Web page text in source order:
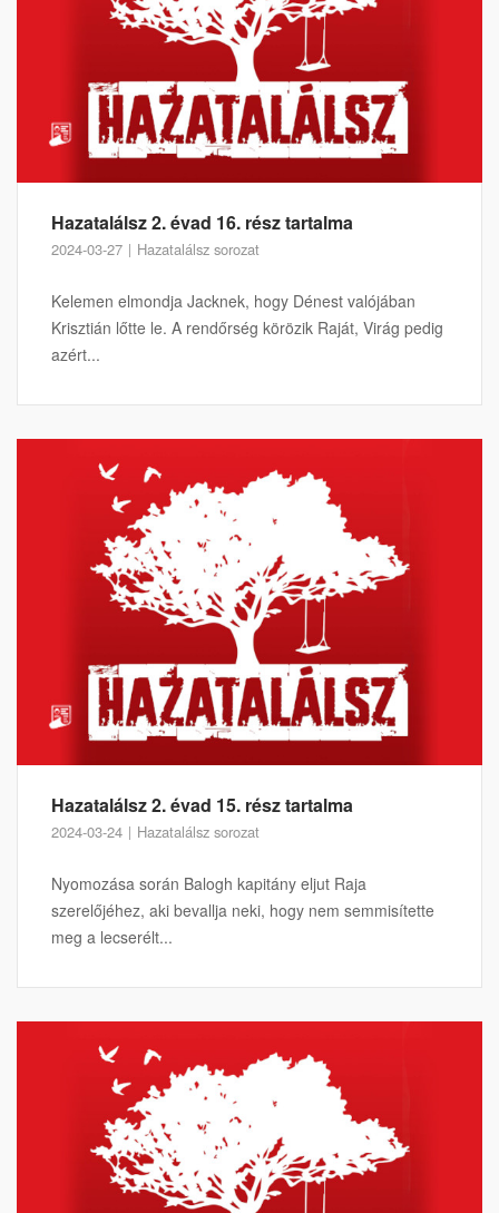
Hazatalálsz 2. évad 16. rész tartalma
2024-03-27 Hazatalálsz sorozat
Kelemen elmondja Jacknek, hogy Dénest valójában
Krisztián lőtte le. A rendőrség körözik Raját, Virág pedig
azért...
Hazatalálsz 2. évad 15. rész tartalma
2024-03-24 Hazatalálsz sorozat
Nyomozása során Balogh kapitány eljut Raja
szerelőjéhez, aki bevallja neki, hogy nem semmisítette
meg a lecserélt...